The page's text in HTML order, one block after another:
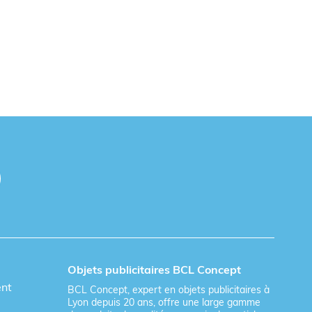
Objets publicitaires BCL Concept
BCL Concept, expert en objets publicitaires à
Lyon depuis 20 ans, offre une large gamme